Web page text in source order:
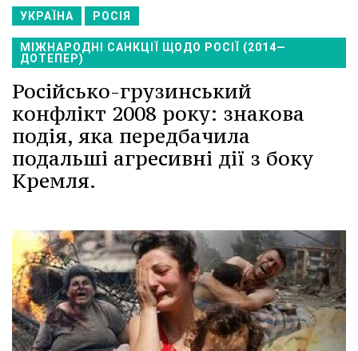
УКРАЇНА РОСІЯ
МІЖНАРОДНІ САНКЦІЇ ЩОДО РОСІЇ (2014—
ДОТЕПЕР)
Російсько-грузинський
конфлікт 2008 року: знакова
подія, яка передбачила
подальші агресивні дії з боку
Кремля.